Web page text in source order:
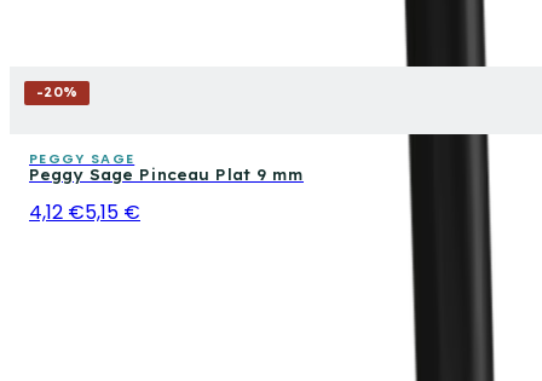
-20%
PEGGY SAGE
Peggy Sage Pinceau Plat 9 mm
4,12 €5,15 €